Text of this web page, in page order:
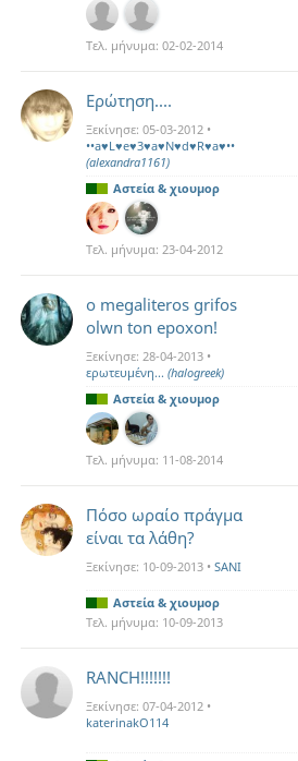
Τελ. μήνυμα: 02-02-2014
Ερώτηση....
Ξεκίνησε: 05-03-2012 •
••a♥L♥e♥3♥a♥N♥d♥R♥a♥••
(alexandra1161)
Αστεία & χιουμορ
Τελ. μήνυμα: 23-04-2012
o megaliteros grifos
olwn ton epoxon!
Ξεκίνησε: 28-04-2013 •
ερωτευμένη... (halogreek)
Αστεία & χιουμορ
Τελ. μήνυμα: 11-08-2014
Πόσο ωραίο πράγμα
είναι τα λάθη?
Ξεκίνησε: 10-09-2013 • SANI
Αστεία & χιουμορ
Τελ. μήνυμα: 10-09-2013
RANCH!!!!!!!
Ξεκίνησε: 07-04-2012 •
katerinakO114